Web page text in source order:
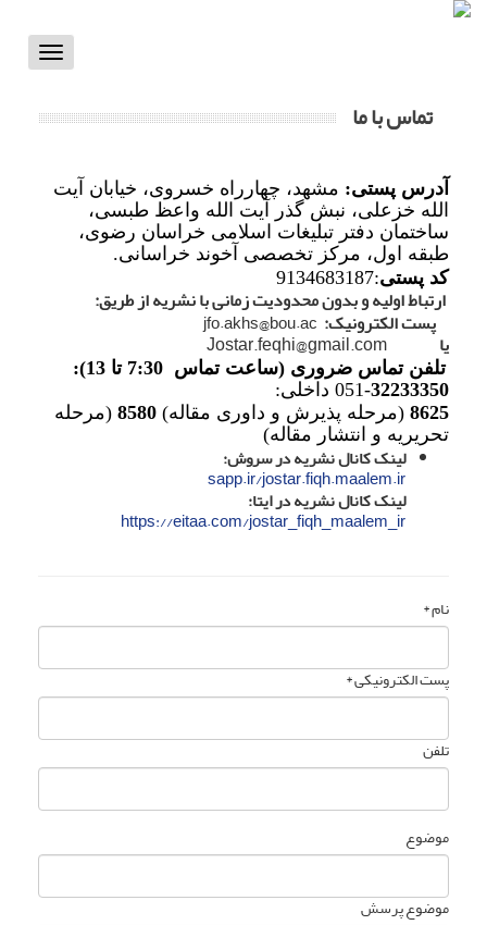
Toggle
تماس با ما
آدرس پستی: مشهد، چهارراه خسروی، خیابان آیت
الله خزعلی، نبش گذر آیت الله واعظ طبسی،
ساختمان دفتر تبلیغات اسلامی خراسان رضوی،
طبقه اول، مرکز تخصصی آخوند خراسانی.
کد پستی:9134683187
ارتباط اولیه و بدون محدودیت زمانی با نشریه از طریق:
پست الکترونیک: jfo.akhs@bou.ac
یا Jostar.feqhi@gmail.com
تلفن تماس ضروری (ساعت تماس 7:30 تا 13):
32233350-051 داخلی:
8625 (مرحله پذیرش و داوری مقاله) 8580 (مرحله
تحریریه و انتشار مقاله)
لینک کانال نشریه در سروش:
sapp.ir/jostar.fiqh.maalem.ir
لینک کانال نشریه در ایتا:
https://eitaa.com/jostar_fiqh_maalem_ir
نام *
پست الکترونیکی *
تلفن
موضوع
موضوع پرسش